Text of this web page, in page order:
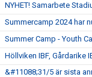
NYHET! Samarbete
Summercamp 2024 har
Summer Camp - Youth
Höllviken IBF, Gårdarike
&#11088;31/5 är sista